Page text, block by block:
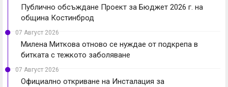
Публично обсъждане Проект за Бюджет 2026 г. на
община Костинброд
07 Август 2026
Милена Миткова отново се нуждае от подкрепа в
битката с тежкото заболяване
07 Август 2026
Официално откриване на Инсталация за